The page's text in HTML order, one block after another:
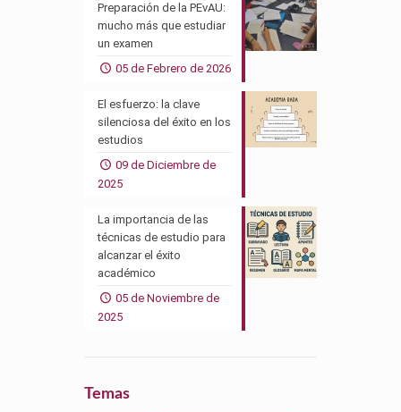
Preparación de la PEvAU:
mucho más que estudiar
un examen
05 de Febrero de 2026
El esfuerzo: la clave
silenciosa del éxito en los
estudios
09 de Diciembre de
2025
La importancia de las
técnicas de estudio para
alcanzar el éxito
académico
05 de Noviembre de
2025
Temas